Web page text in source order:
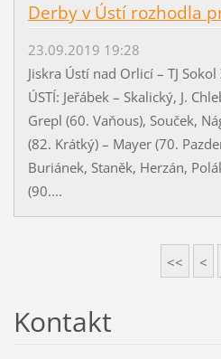
Derby v Ústí rozhodla
23.09.2019 19:28
Jiskra Ústí nad Orlicí – TJ
ÚSTÍ: Jeřábek – Skalický, J.
Grepl (60. Vaňous), Souček,
(82. Krátký) – Mayer (70.
Buriánek, Staněk, Herzán,
(90....
<< <
Kontakt